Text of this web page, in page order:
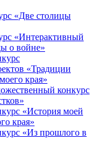
«Две столицы
«Интерактивный
о войне»
«Традиции
края»
конкурс
«История моей
края»
«Из прошлого в